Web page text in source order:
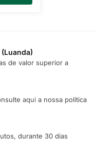
de valor superior a
aqui a nossa política
durante 30 dias